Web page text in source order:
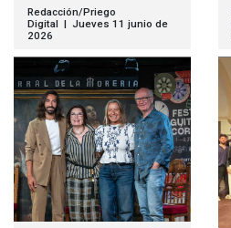
Redacción/Priego
Digital | Jueves 11 junio de
2026